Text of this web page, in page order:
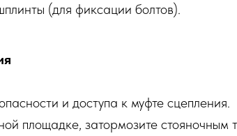
(для фиксации болтов).
и доступа к муфте сцепления.
площадке, затормозите стояночным